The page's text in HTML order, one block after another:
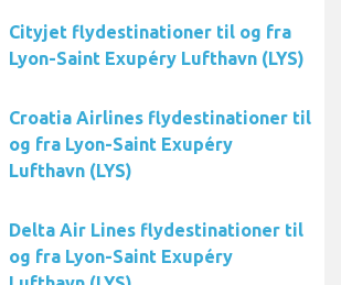
Cityjet flydestinationer til og fra
Lyon-Saint Exupéry Lufthavn (LYS)
Croatia Airlines flydestinationer til
og fra Lyon-Saint Exupéry
Lufthavn (LYS)
Delta Air Lines flydestinationer til
og fra Lyon-Saint Exupéry